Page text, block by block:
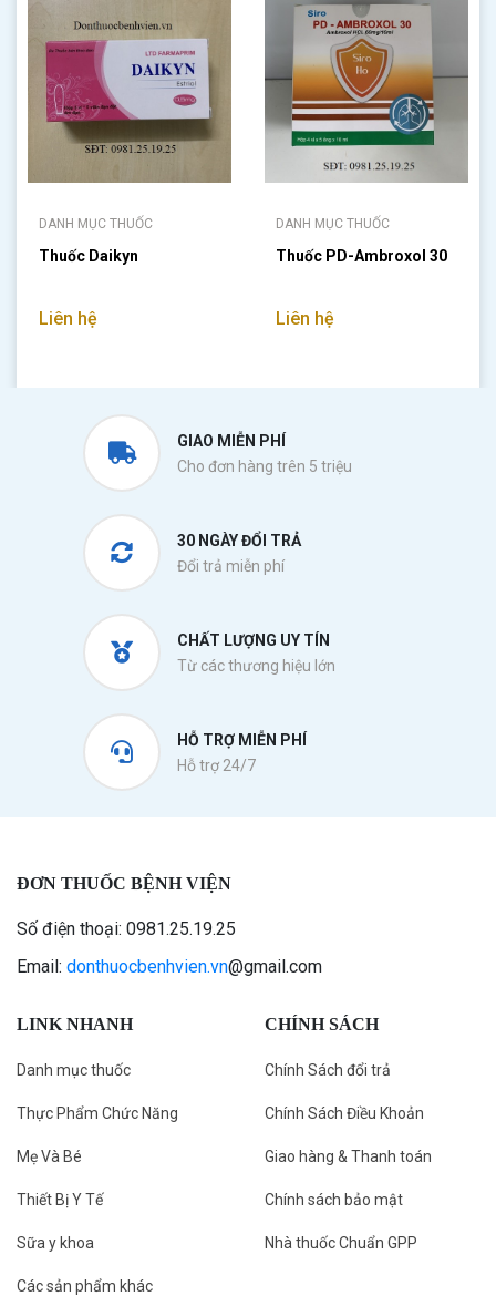
DANH MỤC THUỐC
Thuốc Daikyn
Liên hệ
DANH MỤC THUỐC
Thuốc PD-Ambroxol 30
Liên hệ
GIAO MIỄN PHÍ
Cho đơn hàng trên 5 triệu
30 NGÀY ĐỔI TRẢ
Đổi trả miễn phí
CHẤT LƯỢNG UY TÍN
Từ các thương hiệu lớn
HỖ TRỢ MIỄN PHÍ
Hỗ trợ 24/7
ĐƠN THUỐC BỆNH VIỆN
Số điện thoại: 0981.25.19.25
Email: donthuocbenhvien.vn@gmail.com
LINK NHANH
Danh mục thuốc
Thực Phẩm Chức Năng
Mẹ Và Bé
Thiết Bị Y Tế
Sữa y khoa
Các sản phẩm khác
CHÍNH SÁCH
Chính Sách đổi trả
Chính Sách Điều Khoản
Giao hàng & Thanh toán
Chính sách bảo mật
Nhà thuốc Chuẩn GPP